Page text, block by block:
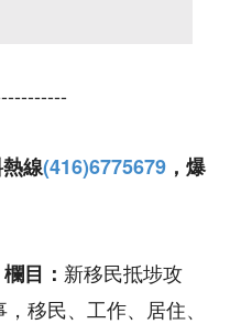
線(416)6775679 ，爆
目： 新移民抵埗攻
移民、工作、居住、